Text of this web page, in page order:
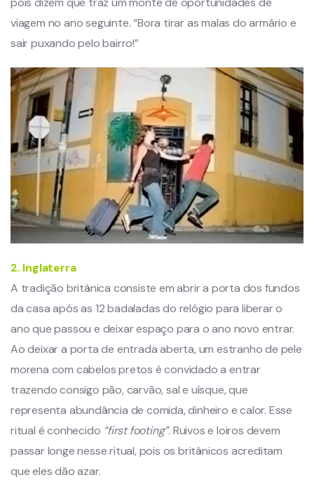
viagem no ano seguinte. “Bora tirar as malas do armário e
sair puxando pelo bairro!”
2. Inglaterra
A tradição britânica consiste em abrir a porta dos fundos
da casa após as 12 badaladas do relógio para liberar o
ano que passou e deixar espaço para o ano novo entrar.
Ao deixar a porta de entrada aberta, um estranho de pele
morena com cabelos pretos é convidado a entrar
trazendo consigo pão, carvão, sal e uísque, que
representa abundância de comida, dinheiro e calor. Esse
ritual é conhecido “first footing”. Ruivos e loiros devem
passar longe nesse ritual, pois os britânicos acreditam
que eles dão azar.